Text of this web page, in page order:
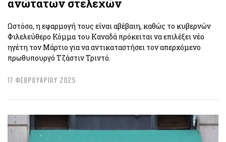
ανώτατων στελεχών
Ωστόσο, η εφαρμογή τους είναι αβέβαιη, καθώς το κυβερνών
Φιλελεύθερο Κόμμα του Καναδά πρόκειται να επιλέξει νέο
ηγέτη τον Μάρτιο για να αντικαταστήσει τον απερχόμενο
πρωθυπουργό Τζάστιν Τριντό.
17 ΦΕΒΡΟΥΑΡΙΟΥ 2025